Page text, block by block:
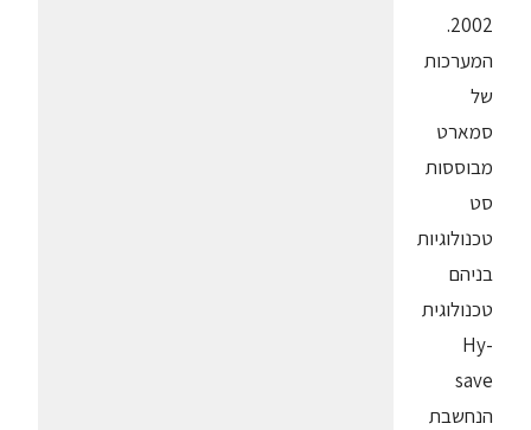
2002.
המערכות
של
סמארט
מבוססות
סט
טכנולוגיות
בניהם
טכנולוגית
Hy-
save
הנחשבת